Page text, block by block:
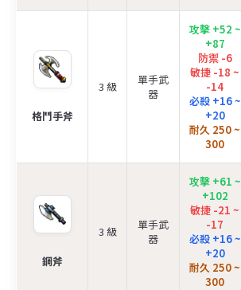
格鬥手斧
3 級
單手武
器
攻擊 +52 ~
+87
防禦 -6
敏捷 -18 ~
-14
必殺 +16 ~
+20
耐久 250 ~
300
鋼斧
3 級
單手武
器
攻擊 +61 ~
+102
敏捷 -21 ~
-17
必殺 +16 ~
+20
耐久 250 ~
300